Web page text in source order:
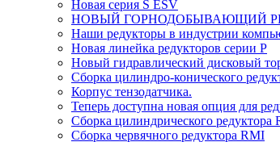
Новая серия S ESV
НОВЫЙ ГОРНОДОБЫВАЮЩИЙ
Наши редукторы в индустрии
Новая линейка редукторов серии P
Новый гидравлический дисковый
Сборка цилиндро-конического
Корпус тензодатчика.
Теперь доступна новая опция для
Сборка цилиндрического редуктора
Сборка червячного редуктора RMI